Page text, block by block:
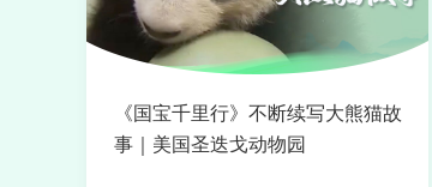
《国宝千里行》不断续写大熊猫故
事｜美国圣迭戈动物园